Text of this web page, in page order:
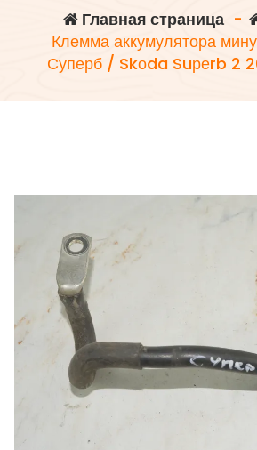
Главная страница-
Клемма аккумулятора
Суперб / Skоda Suреrb 2